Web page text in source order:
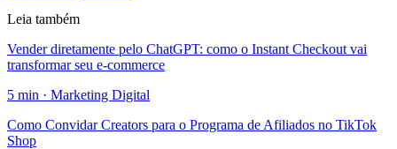
Leia também
Vender diretamente pelo ChatGPT: como o Instant Checkout vai
transformar seu e-commerce
5 min · Marketing Digital
Como Convidar Creators para o Programa de Afiliados no TikTok
Shop